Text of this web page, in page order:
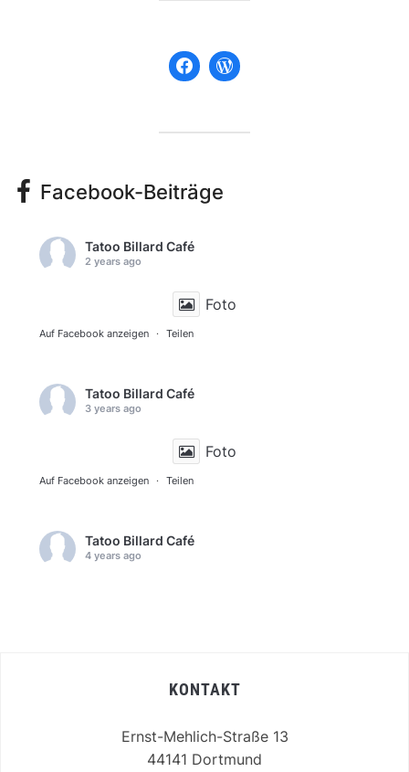
Facebook-Beiträge
Tatoo Billard Café
2 years ago
Foto
Auf Facebook anzeigen · Teilen
Tatoo Billard Café
3 years ago
Foto
Auf Facebook anzeigen · Teilen
Tatoo Billard Café
4 years ago
KONTAKT
Ernst-Mehlich-Straße 13
44141 Dortmund